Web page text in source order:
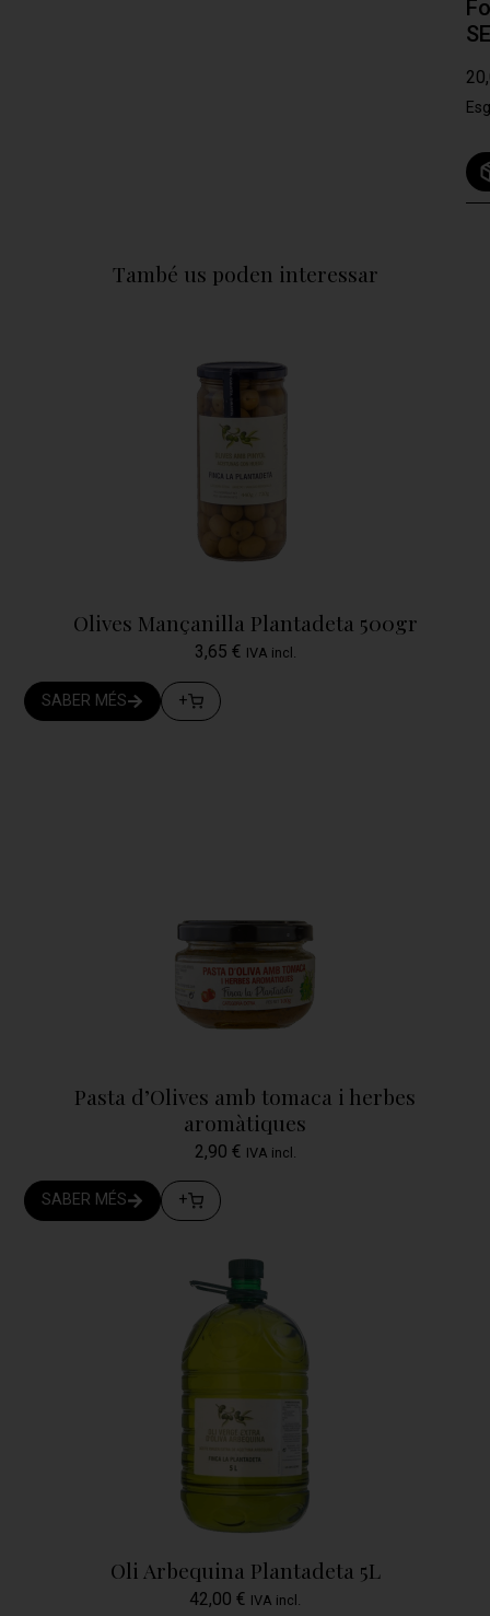
També us poden interessar
Olives Mançanilla Plantadeta 500gr
3,65 € IVA incl.
SABER MÉS +
Pasta d’Olives amb tomaca i herbes
aromàtiques
2,90 € IVA incl.
SABER MÉS +
Oli Arbequina Plantadeta 5L
42,00 € IVA incl.